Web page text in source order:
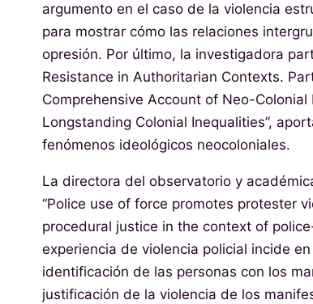
argumento en el caso de la violencia
para mostrar cómo las relaciones
opresión. Por último, la investigadora
Resistance in Authoritarian Contexts.
Comprehensive Account of Neo-
Longstanding Colonial Inequalities”,
fenómenos ideológicos neocoloniales.
La directora del observatorio y
“Police use of force promotes protester
procedural justice in the context of
experiencia de violencia policial incide
identificación de las personas con los
justificación de la violencia de los